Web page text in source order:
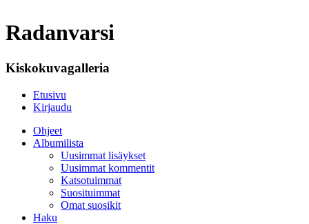
Radanvarsi
Kiskokuvagalleria
Etusivu
Kirjaudu
Ohjeet
Albumilista
Uusimmat lisäykset
Uusimmat kommentit
Katsotuimmat
Suosituimmat
Omat suosikit
Haku